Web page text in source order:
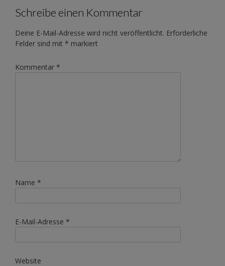
Schreibe einen Kommentar
Deine E-Mail-Adresse wird nicht veröffentlicht. Erforderliche
Felder sind mit * markiert
Kommentar *
Name *
E-Mail-Adresse *
Website